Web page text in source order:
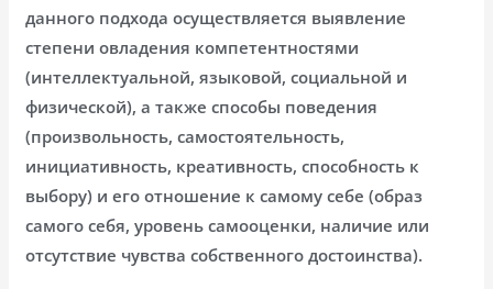
данного подхода осуществляется выявление
степени овладения компетентностями
(интеллектуальной, языковой, социальной и
физической), а также способы поведения
(произвольность, самостоятельность,
инициативность, креативность, способность к
выбору) и его отношение к самому себе (образ
самого себя, уровень самооценки, наличие или
отсутствие чувства собственного достоинства).